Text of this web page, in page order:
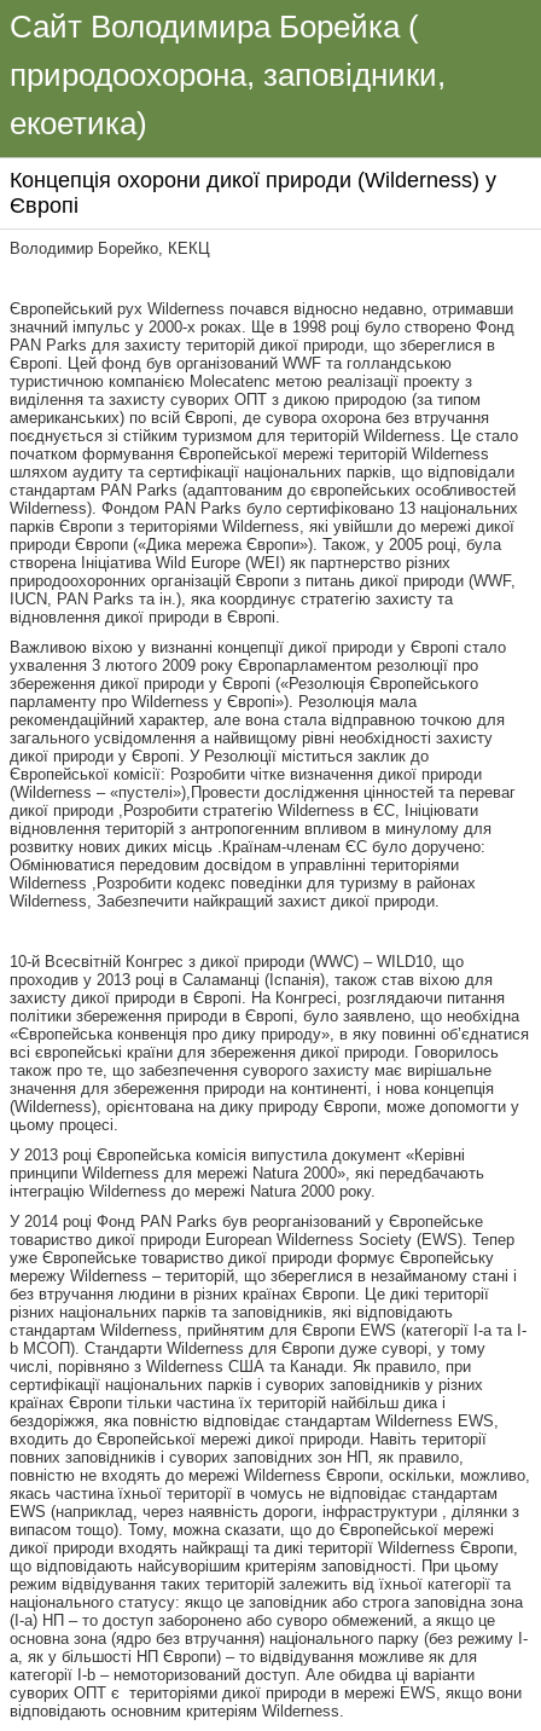
Сайт Володимира Борейка (
природоохорона, заповідники,
екоетика)
Концепція охорони дикої природи (Wilderness) у
Європі
Володимир Борейко, КЕКЦ
Європейський рух Wilderness почався відносно недавно, отримавши
значний імпульс у 2000-х роках. Ще в 1998 році було створено Фонд
PAN Parks для захисту територій дикої природи, що збереглися в
Європі. Цей фонд був організований WWF та голландською
туристичною компанією Molecatenc метою реалізації проекту з
виділення та захисту суворих ОПТ з дикою природою (за типом
американських) по всій Європі, де сувора охорона без втручання
поєднується зі стійким туризмом для територій Wilderness. Це стало
початком формування Європейської мережі територій Wilderness
шляхом аудиту та сертифікації національних парків, що відповідали
стандартам PAN Parks (адаптованим до європейських особливостей
Wilderness). Фондом PAN Parks було сертифіковано 13 національних
парків Європи з територіями Wilderness, які увійшли до мережі дикої
природи Європи («Дика мережа Європи»). Також, у 2005 році, була
створена Ініціатива Wild Europe (WEI) як партнерство різних
природоохоронних організацій Європи з питань дикої природи (WWF,
IUCN, PAN Parks та ін.), яка координує стратегію захисту та
відновлення дикої природи в Європі.
Важливою віхою у визнанні концепції дикої природи у Європі стало
ухвалення 3 лютого 2009 року Європарламентом резолюції про
збереження дикої природи у Європі («Резолюція Європейського
парламенту про Wilderness у Європі»). Резолюція мала
рекомендаційний характер, але вона стала відправною точкою для
загального усвідомлення а найвищому рівні необхідності захисту
дикої природи у Європі. У Резолюції міститься заклик до
Європейської комісії: Розробити чітке визначення дикої природи
(Wilderness – «пустелі»),Провести дослідження цінностей та переваг
дикої природи ,Розробити стратегію Wilderness в ЄС, Ініціювати
відновлення територій з антропогенним впливом в минулому для
розвитку нових диких місць .Країнам-членам ЄС було доручено:
Обмінюватися передовим досвідом в управлінні територіями
Wilderness ,Розробити кодекс поведінки для туризму в районах
Wilderness, Забезпечити найкращий захист дикої природи.
10-й Всесвітній Конгрес з дикої природи (WWC) – WILD10, що
проходив у 2013 році в Саламанці (Іспанія), також став віхою для
захисту дикої природи в Європі. На Конгресі, розглядаючи питання
політики збереження природи в Європі, було заявлено, що необхідна
«Європейська конвенція про дику природу», в яку повинні об’єднатися
всі європейські країни для збереження дикої природи. Говорилось
також про те, що забезпечення суворого захисту має вирішальне
значення для збереження природи на континенті, і нова концепція
(Wilderness), орієнтована на дику природу Європи, може допомогти у
цьому процесі.
У 2013 році Європейська комісія випустила документ «Керівні
принципи Wilderness для мережі Natura 2000», які передбачають
інтеграцію Wilderness до мережі Natura 2000 року.
У 2014 році Фонд PAN Parks був реорганізований у Європейське
товариство дикої природи European Wilderness Society (EWS). Тепер
уже Європейське товариство дикої природи формує Європейську
мережу Wilderness – територій, що збереглися в незайманому стані і
без втручання людини в різних країнах Європи. Це дикі території
різних національних парків та заповідників, які відповідають
стандартам Wilderness, прийнятим для Європи EWS (категорії I-a та I-
b МСОП). Стандарти Wilderness для Європи дуже суворі, у тому
числі, порівняно з Wilderness США та Канади. Як правило, при
сертифікації національних парків і суворих заповідників у різних
країнах Європи тільки частина їх територій найбільш дика і
бездоріжжя, яка повністю відповідає стандартам Wilderness EWS,
входить до Європейської мережі дикої природи. Навіть території
повних заповідників і суворих заповідних зон НП, як правило,
повністю не входять до мережі Wildernеss Європи, оскільки, можливо,
якась частина їхньої території в чомусь не відповідає стандартам
EWS (наприклад, через наявність дороги, інфраструктури , ділянки з
випасом тощо). Тому, можна сказати, що до Європейської мережі
дикої природи входять найкращі та дикі території Wilderness Європи,
що відповідають найсуворішим критеріям заповідності. При цьому
режим відвідування таких територій залежить від їхньої категорії та
національного статусу: якщо це заповідник або строга заповідна зона
(I-a) НП – то доступ заборонено або суворо обмежений, а якщо це
основна зона (ядро без втручання) національного парку (без режиму I-
a, як у більшості НП Європи) – то відвідування можливе як для
категорії I-b – немоторизований доступ. Але обидва ці варіанти
суворих ОПТ є територіями дикої природи в мережі EWS, якщо вони
відповідають основним критеріям Wilderness.